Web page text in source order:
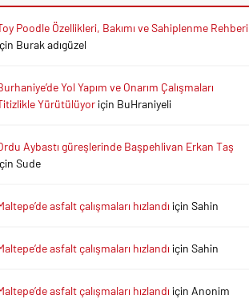
Poodle Özellikleri, Bakımı ve Sahiplenme Rehberi
Burak adıgüzel
Yol Yapım ve Onarım Çalışmaları
Yürütülüyoriçin BuHraniyeli
Aybastı güreşlerinde Başpehlivan Erkan Taş
Sude
asfalt çalışmaları hızlandı içinSahin
asfalt çalışmaları hızlandı içinSahin
asfalt çalışmaları hızlandı için Anonim